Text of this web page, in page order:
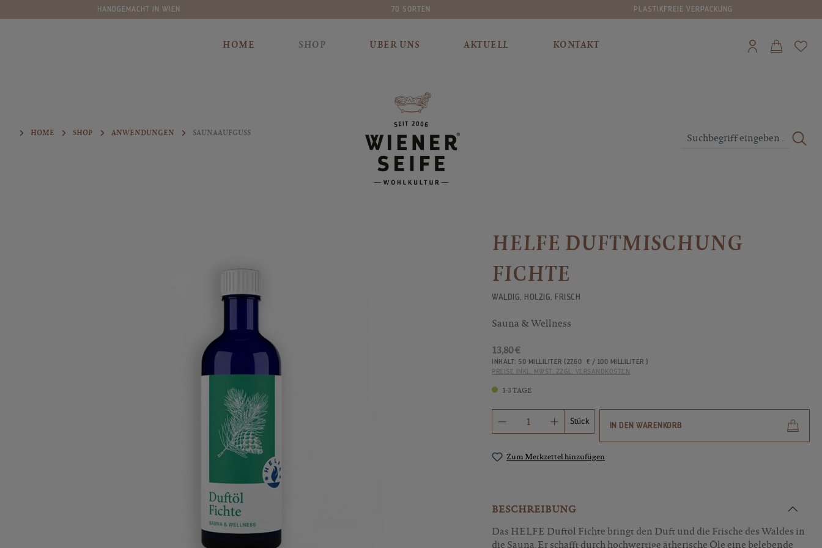
Zur Hauptnavigation springen PLASTIKFREIE VERPACKUNG
HOME SHOP ÜBER UNS AKTUELL KONTAKT
HOME SHOP ANWENDUNGEN SAUNAAUFGUSS
HELFE DUFTMISCHUNG
FICHTE
WALDIG, HOLZIG, FRISCH
Sauna & Wellness
13,80 €
INHALT: 50 MILLILITER (27,60 € / 100 MILLILITER )
PREISE INKL. MWST. ZZGL. VERSANDKOSTEN
1-3 TAGE
Produkt Anzahl: Gib den gewünschten Wert ein
Stück IN DEN WARENKORB
Zum Merkzettel hinzufügen
BESCHREIBUNG
Das HELFE Duftöl Fichte bringt den Duft und die Frische des Waldes in
die Sauna. Er schafft durch hochwertige ätherische Öle eine belebende